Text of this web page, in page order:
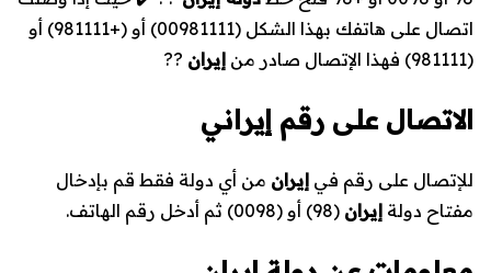
اتصال على هاتفك بهذا الشكل (00981111) أو (+981111
) أو
(
981111) فهذا الإتصال صادر من إيران ??
الاتصال على رقم إيراني
للإتصال على رقم في إيران من أي دولة فقط قم بإدخال
مفتاح دولة إيران (
98) أو (0098) ثم أدخل رقم الهاتف.